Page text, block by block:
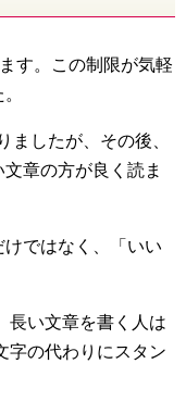
す。この制限が気軽
ましたが、その後、
章の方が良く読ま
ではなく、「いい
長い文章を書く人は
字の代わりにスタン